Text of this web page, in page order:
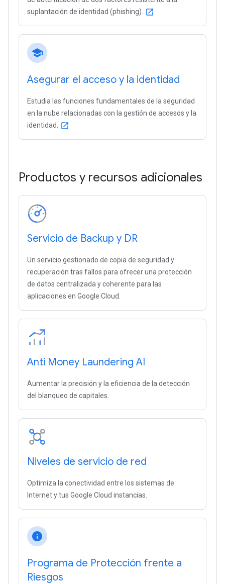
suplantación de identidad (phishing).
open_in_new
school
Asegurar el acceso y la identidad
Estudia las funciones fundamentales de la seguridad
en la nube relacionadas con la gestión de accesos y la
identidad.
open_in_new
Productos y recursos adicionales
Servicio de Backup y DR
Un servicio gestionado de copia de seguridad y
recuperación tras fallos para ofrecer una protección
de datos centralizada y coherente para las
aplicaciones en Google Cloud.
Anti Money Laundering AI
Aumentar la precisión y la eficiencia de la detección
del blanqueo de capitales.
Niveles de servicio de red
Optimiza la conectividad entre los sistemas de
Internet y tus Google Cloud instancias.
info
Programa de Protección frente a
Riesgos